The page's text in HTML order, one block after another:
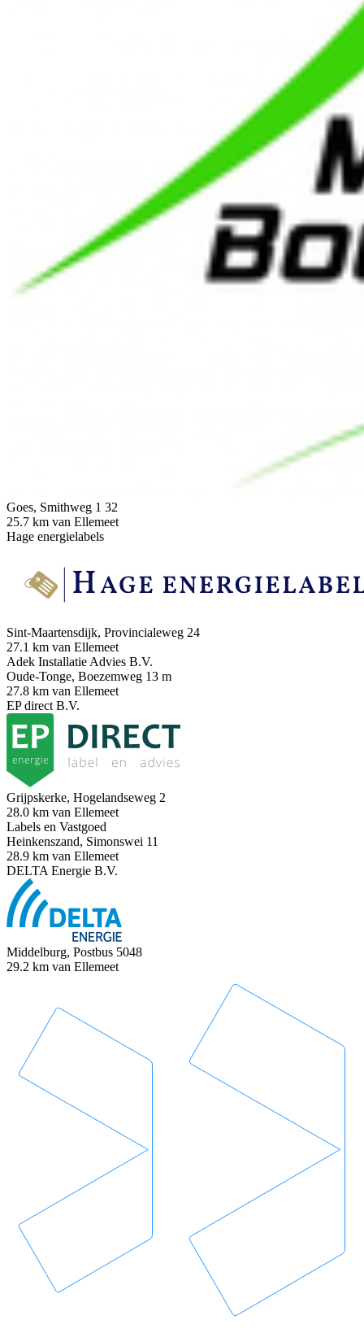
Goes, Smithweg 1 32
25.7 km van Ellemeet
Hage energielabels
Sint-Maartensdijk, Provincialeweg 24
27.1 km van Ellemeet
Adek Installatie Advies B.V.
Oude-Tonge, Boezemweg 13 m
27.8 km van Ellemeet
EP direct B.V.
Grijpskerke, Hogelandseweg 2
28.0 km van Ellemeet
Labels en Vastgoed
Heinkenszand, Simonswei 11
28.9 km van Ellemeet
DELTA Energie B.V.
Middelburg, Postbus 5048
29.2 km van Ellemeet